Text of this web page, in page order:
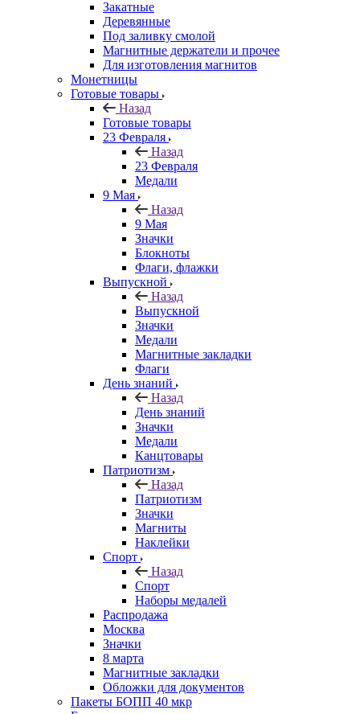
Закатные
Деревянные
Под заливку смолой
Магнитные держатели и прочее
Для изготовления магнитов
Монетницы
Готовые товары
Назад
Готовые товары
23 Февраля
Назад
23 Февраля
Медали
9 Мая
Назад
9 Мая
Значки
Блокноты
Флаги, флажки
Выпускной
Назад
Выпускной
Значки
Медали
Магнитные закладки
Флаги
День знаний
Назад
День знаний
Значки
Медали
Канцтовары
Патриотизм
Назад
Патриотизм
Значки
Магниты
Наклейки
Спорт
Назад
Спорт
Наборы медалей
Распродажа
Москва
Значки
8 марта
Магнитные закладки
Обложки для документов
Пакеты БОПП 40 мкр